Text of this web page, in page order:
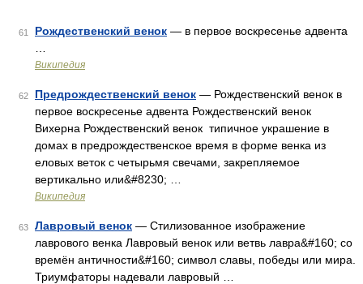
61 Рождественский венок — в первое воскресенье адвента
Википедия
62 Предрождественский венок — Рождественский венок в
первое воскресенье адвента Рождественский венок
Вихерна Рождественский венок типичное украшение в
домах в предрождественское время в форме венка из
еловых веток с четырьмя свечами, закрепляемое
вертикально или&#8230; …
Википедия
63 Лавровый венок — Стилизованное изображение
лаврового венка Лавровый венок или ветвь лавра&#160; со
времён античности&#160; символ славы, победы или мира.
Триумфаторы надевали лавровый …